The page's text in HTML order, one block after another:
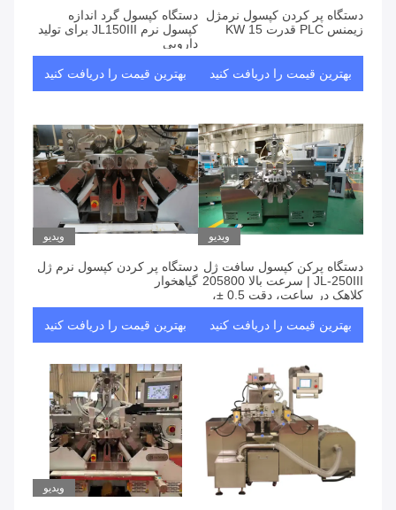
دستگاه پر کردن کپسول نرمژل
زیمنس PLC قدرت 15 KW
بهترین قیمت را دریافت کنید
دستگاه کپسول گرد اندازه
کپسول نرم JL150III برای تولید
دارویی
بهترین قیمت را دریافت کنید
ویدیو
دستگاه پرکن کپسول سافت ژل
JL-250III | سرعت بالا 205800
کلاهک در ساعت، دقت 0.5 ±،
سازگار با GMP برای دارو و غذا
بهترین قیمت را دریافت کنید
ویدیو
دستگاه پر کردن کپسول نرم ژل
گیاهخوار
بهترین قیمت را دریافت کنید
ویدیو